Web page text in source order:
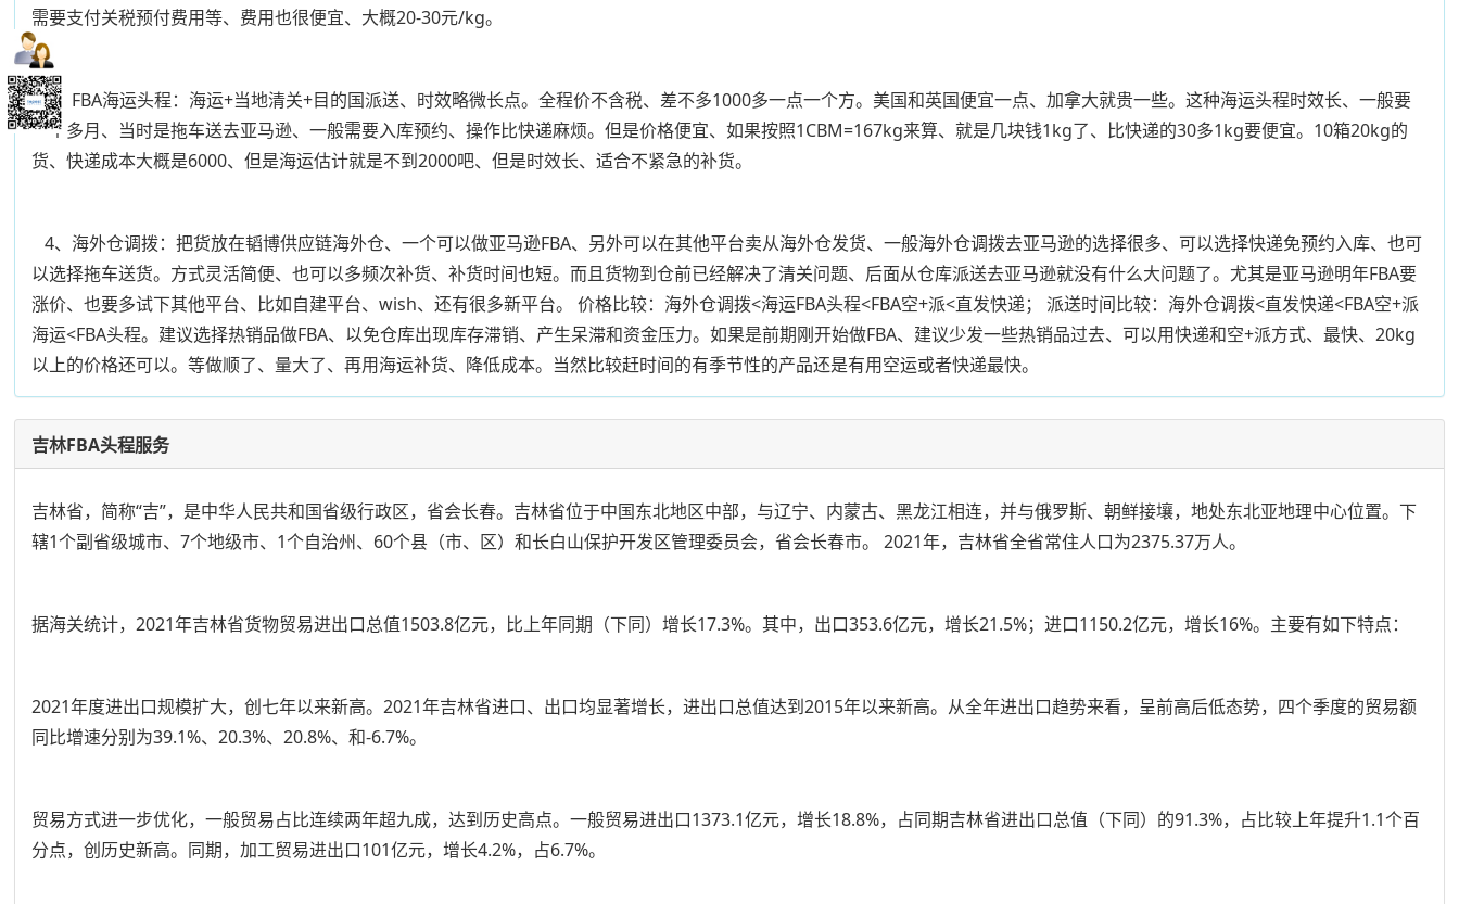
需要支付关税预付费用等、费用也很便宜、大概20-30元/kg。
3、FBA海运头程：海运+当地清关+目的国派送、时效略微长点。全程价不含税、差不多1000多一点一个方。美国和英国便宜一点、加拿大就贵一些。这种海运头程时效长、一般要
一个多月、当时是拖车送去亚马逊、一般需要入库预约、操作比快递麻烦。但是价格便宜、如果按照1CBM=167kg来算、就是几块钱1kg了、比快递的30多1kg要便宜。10箱20kg的
货、快递成本大概是6000、但是海运估计就是不到2000吧、但是时效长、适合不紧急的补货。
4、海外仓调拨：把货放在韬博供应链海外仓、一个可以做亚马逊FBA、另外可以在其他平台卖从海外仓发货、一般海外仓调拨去亚马逊的选择很多、可以选择快递免预约入库、也可
以选择拖车送货。方式灵活简便、也可以多频次补货、补货时间也短。而且货物到仓前已经解决了清关问题、后面从仓库派送去亚马逊就没有什么大问题了。尤其是亚马逊明年FBA要
涨价、也要多试下其他平台、比如自建平台、wish、还有很多新平台。 价格比较：海外仓调拨<海运FBA头程<FBA空+派<直发快递； 派送时间比较：海外仓调拨<直发快递<FBA空+派
海运<FBA头程。建议选择热销品做FBA、以免仓库出现库存滞销、产生呆滞和资金压力。如果是前期刚开始做FBA、建议少发一些热销品过去、可以用快递和空+派方式、最快、20kg
以上的价格还可以。等做顺了、量大了、再用海运补货、降低成本。当然比较赶时间的有季节性的产品还是有用空运或者快递最快。
吉林FBA头程服务
吉林省，简称“吉”，是中华人民共和国省级行政区，省会长春。吉林省位于中国东北地区中部，与辽宁、内蒙古、黑龙江相连，并与俄罗斯、朝鲜接壤，地处东北亚地理中心位置。下
辖1个副省级城市、7个地级市、1个自治州、60个县（市、区）和长白山保护开发区管理委员会，省会长春市。 2021年，吉林省全省常住人口为2375.37万人。
据海关统计，2021年吉林省货物贸易进出口总值1503.8亿元，比上年同期（下同）增长17.3%。其中，出口353.6亿元，增长21.5%；进口1150.2亿元，增长16%。主要有如下特点：
2021年度进出口规模扩大，创七年以来新高。2021年吉林省进口、出口均显著增长，进出口总值达到2015年以来新高。从全年进出口趋势来看，呈前高后低态势，四个季度的贸易额
同比增速分别为39.1%、20.3%、20.8%、和-6.7%。
贸易方式进一步优化，一般贸易占比连续两年超九成，达到历史高点。一般贸易进出口1373.1亿元，增长18.8%，占同期吉林省进出口总值（下同）的91.3%，占比较上年提升1.1个百
分点，创历史新高。同期，加工贸易进出口101亿元，增长4.2%，占6.7%。